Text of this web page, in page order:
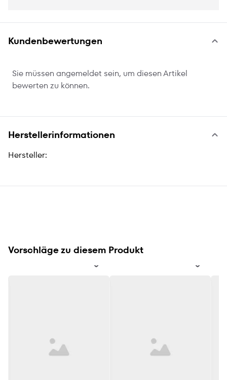
Kundenbewertungen
Sie müssen angemeldet sein, um diesen Artikel
bewerten zu können.
Herstellerinformationen
Hersteller:
Vorschläge zu diesem Produkt